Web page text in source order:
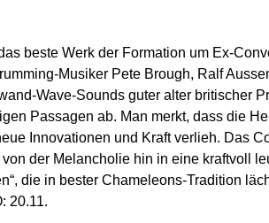
beste Werk der Formation um Ex-
Musiker Pete Brough, Ralf
Wave-Sounds guter alter britischer
Passagen ab. Man merkt, dass die
Innovationen und Kraft verlieh. Das
der Melancholie hin in eine kraftvoll
die in bester Chameleons-Tradition
20.11.